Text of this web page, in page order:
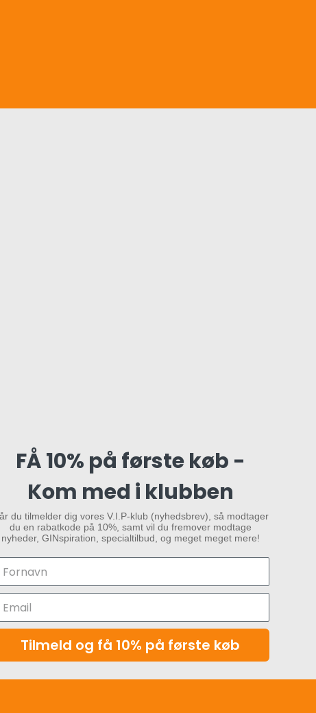
FÅ 10% på første køb -
Kom med i klubben
du tilmelder dig vores V.I.P-klub (nyhedsbrev), så modtager
du en rabatkode på 10%, samt vil du fremover modtage
nyheder, GINspiration, specialtilbud, og meget meget mere!
Tilmeld og få 10% på første køb